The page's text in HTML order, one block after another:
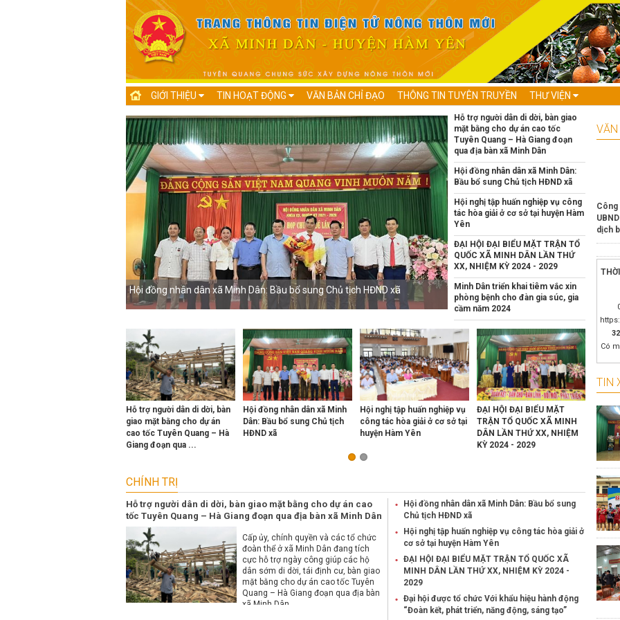
GIỚI THIỆU TIN HOẠT ĐỘNG VĂN BẢN CHỈ ĐẠO THÔNG TIN TUYÊN TRUYỀN THƯ VIỆN
Hội đồng nhân dân xã Minh Dân: Bầu bổ sung Chủ tịch HĐND xã Hội nghị tập huấn nghiệp vụ công tác
Hỗ trợ người dân di dời, bàn giao
mặt bằng cho dự án cao tốc
Tuyên Quang – Hà Giang đoạn
qua địa bàn xã Minh Dân
Hội đồng nhân dân xã Minh Dân:
Bầu bổ sung Chủ tịch HĐND xã
Hội nghị tập huấn nghiệp vụ công
tác hòa giải ở cơ sở tại huyện Hàm
Yên
ĐẠI HỘI ĐẠI BIỂU MẶT TRẬN TỔ
QUỐC XÃ MINH DÂN LẦN THỨ
XX, NHIỆM KỲ 2024 - 2029
Minh Dân triển khai tiêm vắc xin
phòng bệnh cho đàn gia súc, gia
cầm năm 2024
Hỗ trợ người dân di dời, bàn
giao mặt bằng cho dự án
cao tốc Tuyên Quang – Hà
Giang đoạn qua ...
Hội đồng nhân dân xã Minh
Dân: Bầu bổ sung Chủ tịch
HĐND xã
Hội nghị tập huấn nghiệp vụ
công tác hòa giải ở cơ sở tại
huyện Hàm Yên
ĐẠI HỘI ĐẠI BIỂU MẶT
TRẬN TỔ QUỐC XÃ MINH
DÂN LẦN THỨ XX, NHIỆM
KỲ 2024 - 2029
Minh
xin
súc,
CHÍNH TRỊ
Hỗ trợ người dân di dời, bàn giao mặt bằng cho dự án cao
tốc Tuyên Quang – Hà Giang đoạn qua địa bàn xã Minh Dân
Cấp ủy, chính quyền và các tổ chức
đoàn thể ở xã Minh Dân đang tích
cực hỗ trợ ngày công giúp các hộ
dân sớm di dời, tái định cư, bàn giao
mặt bằng cho dự án cao tốc Tuyên
Quang – Hà Giang đoạn qua địa bàn
xã Minh Dân
Hội đồng nhân dân xã Minh Dân: Bầu bổ sung
Chủ tịch HĐND xã
Hội nghị tập huấn nghiệp vụ công tác hòa giải ở
cơ sở tại huyện Hàm Yên
ĐẠI HỘI ĐẠI BIỂU MẶT TRẬN TỔ QUỐC XÃ
MINH DÂN LẦN THỨ XX, NHIỆM KỲ 2024 -
2029
Đại hội được tổ chức Với khẩu hiệu hành động
“Đoàn kết, phát triển, năng động, sáng tạo”
VĂN
Công
dịch
V/v
sản
Kế
động
đầu
Có
TIN